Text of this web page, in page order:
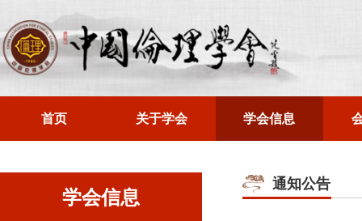
首页 关于学会 学会信息
学会信息
通知公告